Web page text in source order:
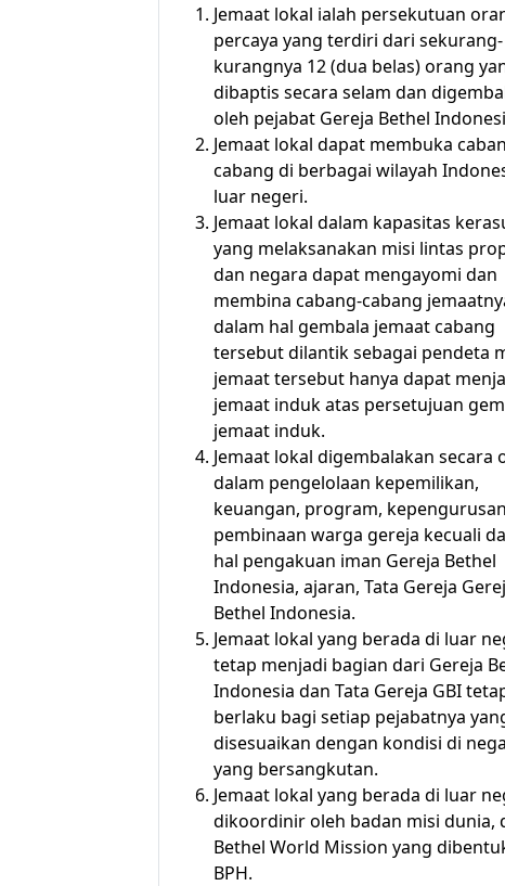
Jemaat lokal ialah persekutuan
percaya yang terdiri dari sekurang-
kurangnya 12 (dua belas) orang
dibaptis secara selam dan
oleh pejabat Gereja Bethel
Jemaat lokal dapat membuka
cabang di berbagai wilayah
luar negeri.
Jemaat lokal dalam kapasitas
yang melaksanakan misi lintas
dan negara dapat mengayomi dan
membina cabang-cabang
dalam hal gembala jemaat cabang
tersebut dilantik sebagai pendeta
jemaat tersebut hanya dapat
jemaat induk atas persetujuan
jemaat induk.
Jemaat lokal digembalakan secara
dalam pengelolaan kepemilikan,
keuangan, program,
pembinaan warga gereja kecuali
hal pengakuan iman Gereja Bethel
Indonesia, ajaran, Tata Gereja
Bethel Indonesia.
Jemaat lokal yang berada di luar
tetap menjadi bagian dari Gereja
Indonesia dan Tata Gereja GBI
berlaku bagi setiap pejabatnya
disesuaikan dengan kondisi di
yang bersangkutan.
Jemaat lokal yang berada di luar
dikoordinir oleh badan misi dunia,
Bethel World Mission yang
BPH.